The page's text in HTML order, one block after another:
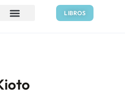
LIBROS